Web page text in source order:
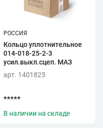
РОССИЯ
Кольцо уплотнительное
014-018-25-2-3
усил.выкл.сцеп. МАЗ
арт. 1401825
*****
В наличии на складе